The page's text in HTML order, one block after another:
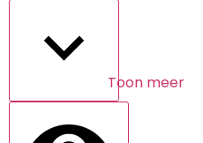
Toon meer